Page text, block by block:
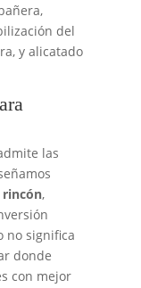
del
y alicatado
las
rincón,
no significa
donde
con mejor